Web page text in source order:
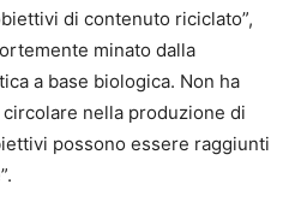
di contenuto riciclato”,
minato dalla
a base biologica. Non ha
nella produzione di
possono essere raggiunti